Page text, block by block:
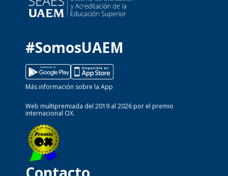
#SomosUAEM
Más información sobre la App
Web multipremiada del 2019 al 2026 por el premio
internacional OX.